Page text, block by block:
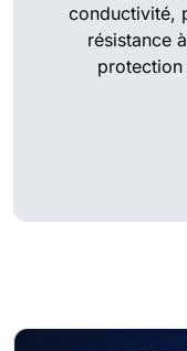
conductivité,
résistance
protection